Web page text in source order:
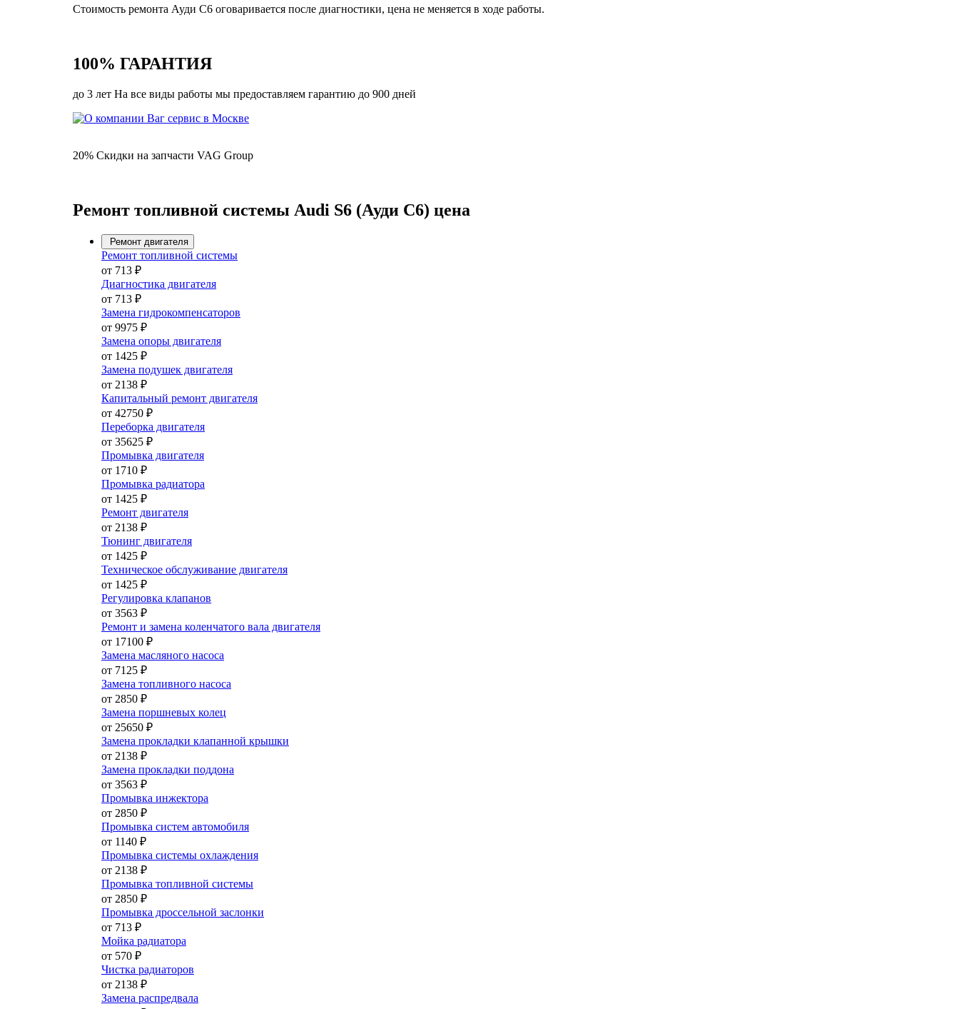
Стоимость ремонта Ауди С6 оговаривается после диагностики, цена не меняется в ходе работы.
100% ГАРАНТИЯ
до 3 лет На все виды работы мы предоставляем гарантию до 900 дней
20% Скидки на запчасти VAG Group
Ремонт топливной системы Audi S6 (Ауди С6) цена
Ремонт двигателя
Ремонт топливной системы
от 713 ₽
Диагностика двигателя
от 713 ₽
Замена гидрокомпенсаторов
от 9975 ₽
Замена опоры двигателя
от 1425 ₽
Замена подушек двигателя
от 2138 ₽
Капитальный ремонт двигателя
от 42750 ₽
Переборка двигателя
от 35625 ₽
Промывка двигателя
от 1710 ₽
Промывка радиатора
от 1425 ₽
Ремонт двигателя
от 2138 ₽
Тюнинг двигателя
от 1425 ₽
Техническое обслуживание двигателя
от 1425 ₽
Регулировка клапанов
от 3563 ₽
Ремонт и замена коленчатого вала двигателя
от 17100 ₽
Замена масляного насоса
от 7125 ₽
Замена топливного насоса
от 2850 ₽
Замена поршневых колец
от 25650 ₽
Замена прокладки клапанной крышки
от 2138 ₽
Замена прокладки поддона
от 3563 ₽
Промывка инжектора
от 2850 ₽
Промывка систем автомобиля
от 1140 ₽
Промывка системы охлаждения
от 2138 ₽
Промывка топливной системы
от 2850 ₽
Промывка дроссельной заслонки
от 713 ₽
Мойка радиатора
от 570 ₽
Чистка радиаторов
от 2138 ₽
Замена распредвала